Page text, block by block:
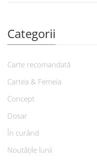
Categorii
Carte recomandată
Cartea & Femeia
Concept
Dosar
În curând
Noutățile lunii